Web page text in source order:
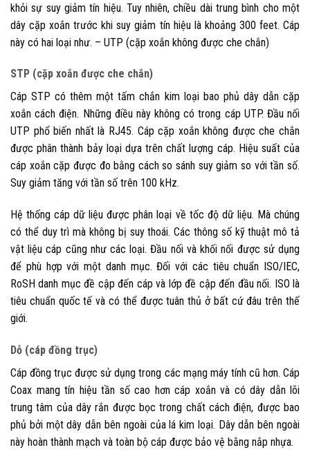
khỏi sự suy giảm tín hiệu. Tuy nhiên, chiều dài trung bình cho một
dây cặp xoắn trước khi suy giảm tín hiệu là khoảng 300 feet. Cáp
này có hai loại như. – UTP (cặp xoắn không được che chắn)
STP (cặp xoắn được che chắn)
Cáp STP có thêm một tấm chắn kim loại bao phủ dây dẫn cặp
xoắn cách điện. Những điều này không có trong cáp UTP. Đầu nối
UTP phổ biến nhất là RJ45. Cáp cặp xoắn không được che chắn
được phân thành bảy loại dựa trên chất lượng cáp. Hiệu suất của
cáp xoắn cặp được đo bằng cách so sánh suy giảm so với tần số.
Suy giảm tăng với tần số trên 100 kHz.
Hệ thống cáp dữ liệu được phân loại về tốc độ dữ liệu. Mà chúng
có thể duy trì mà không bị suy thoái. Các thông số kỹ thuật mô tả
vật liệu cáp cũng như các loại. Đầu nối và khối nối được sử dụng
để phù hợp với một danh mục. Đối với các tiêu chuẩn ISO/IEC,
RoSH danh mục đề cập đến cáp và lớp đề cập đến đầu nối. ISO là
tiêu chuẩn quốc tế và có thể được tuân thủ ở bất cứ đâu trên thế
giới.
Dỗ (cáp đồng trục)
Cáp đồng trục được sử dụng trong các mạng máy tính cũ hơn. Cáp
Coax mang tín hiệu tần số cao hơn cáp xoắn và có dây dẫn lõi
trung tâm của dây rắn được bọc trong chất cách điện, được bao
phủ bởi một dây dẫn bên ngoài của lá kim loại. Dây dẫn bên ngoài
này hoàn thành mạch và toàn bộ cáp được bảo vệ bằng nắp nhựa.